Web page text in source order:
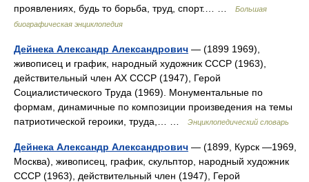
проявлениях, будь то борьба, труд, спорт.… …
Большая
биографическая энциклопедия
Дейнека Александр Александрович — (1899 1969),
живописец и график, народный художник СССР (1963),
действительный член АХ СССР (1947), Герой
Социалистического Труда (1969). Монументальные по
формам, динамичные по композиции произведения на темы
патриотической героики, труда,… …
Энциклопедический словарь
Дейнека Александр Александрович — (1899, Курск —1969,
Москва), живописец, график, скульптор, народный художник
СССР (1963), действительный член (1947), Герой